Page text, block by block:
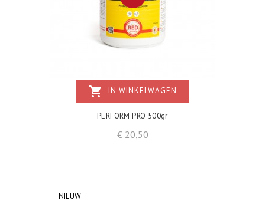
shopping_cart IN WINKELWAGEN
PERFORM PRO 500gr
€ 20,50Prijs
NIEUW